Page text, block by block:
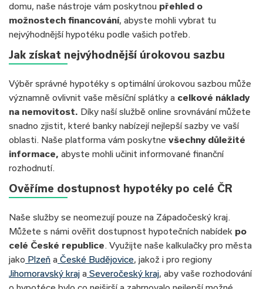
domu, naše nástroje vám poskytnou přehled o
možnostech financování, abyste mohli vybrat tu
nejvýhodnější hypotéku podle vašich potřeb.
Jak získat nejvýhodnější úrokovou sazbu
Výběr správné hypotéky s optimální úrokovou sazbou může
významně ovlivnit vaše měsíční splátky a celkové náklady
na nemovitost. Díky naší službě online srovnávání můžete
snadno zjistit, které banky nabízejí nejlepší sazby ve vaší
oblasti. Naše platforma vám poskytne všechny důležité
informace, abyste mohli učinit informované finanční
rozhodnutí.
Ověříme dostupnost hypotéky po celé ČR
Naše služby se neomezují pouze na Západočeský kraj.
Můžete s námi ověřit dostupnost hypotečních nabídek po
celé České republice. Využijte naše kalkulačky pro města
jako Plzeň a České Budějovice, jakož i pro regiony
Jihomoravský kraj a Severočeský kraj, aby vaše rozhodování